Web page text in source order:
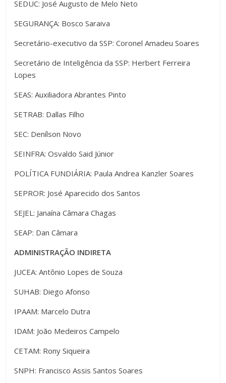
SEDUC: José Augusto de Melo Neto
SEGURANÇA: Bosco Saraiva
Secretário-executivo da SSP: Coronel Amadeu Soares
Secretário de Inteligência da SSP: Herbert Ferreira
Lopes
SEAS: Auxiliadora Abrantes Pinto
SETRAB: Dallas Filho
SEC: Denílson Novo
SEINFRA: Osvaldo Said Júnior
POLÍTICA FUNDIÁRIA: Paula Andrea Kanzler Soares
SEPROR: José Aparecido dos Santos
SEJEL: Janaína Câmara Chagas
SEAP: Dan Câmara
ADMINISTRAÇÃO INDIRETA
JUCEA: Antônio Lopes de Souza
SUHAB: Diego Afonso
IPAAM: Marcelo Dutra
IDAM: João Medeiros Campelo
CETAM: Rony Siqueira
SNPH: Francisco Assis Santos Soares